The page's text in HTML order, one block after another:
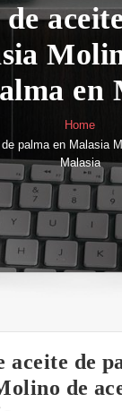
en
Home
palma en Malasia
Malasia
aceite de
de